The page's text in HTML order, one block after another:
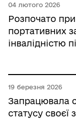
04 лютого 2026
Розпочато
портативних
інвалідністю
19 березня 2026
Запрацювала
статусу своєї